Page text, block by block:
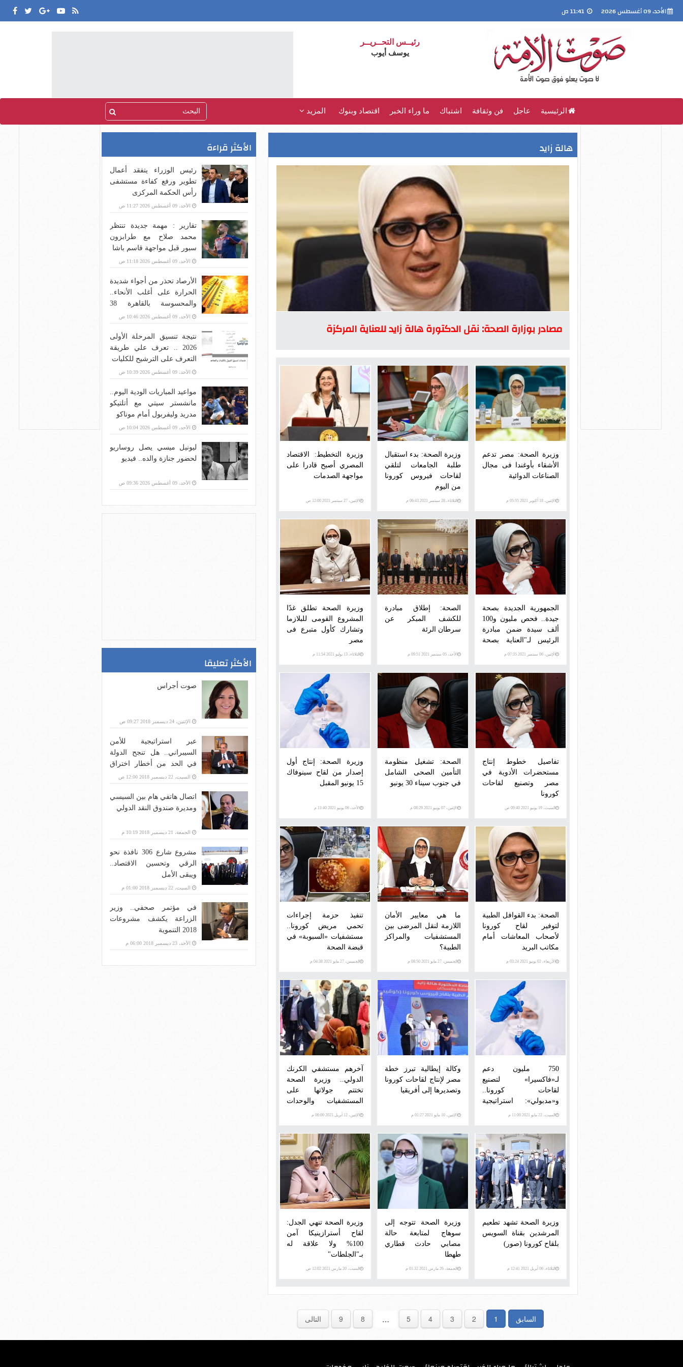
الأحد، 09 أغسطس 2026
رئيــس التحــريــر
يوسف أيوب
الرئيسية عاجل فن وثقافة اشتباك ما وراء الخبر اقتصاد وبنوك المزيد
هالة زايد
مصادر بوزارة الصحة: نقل الدكتورة هالة زايد للعناية المركزة
وزيرة الصحة: مصر تدعم
الأشقاء بأوغندا فى مجال
الصناعات الدوائية
الإثنين، 18 أكتوبر 2021 05:55 م
وزيرة الصحة: بدء استقبال
طلبة الجامعات لتلقي
لقاحات فيروس كورونا
من اليوم
الثلاثاء، 28 سبتمبر 2021 06:43 م
وزيرة التخطيط: الاقتصاد
المصري أصبح قادرا على
مواجهة الصدمات
الإثنين، 27 سبتمبر 2021 12:00 ص
الجمهورية الجديدة بصحة
جيدة.. فحص مليون و100
ألف سيدة ضمن مبادرة
الرئيس لـ"العناية بصحة
الأم والجنين"
الإثنين، 06 سبتمبر 2021 07:35 م
الصحة: إطلاق مبادرة
للكشف المبكر عن
سرطان الرئة
الأحد، 05 سبتمبر 2021 09:51 م
وزيرة الصحة تطلق غدًا
المشروع القومى للبلازما
وتشارك كأول متبرع فى
مصر
الثلاثاء، 13 يوليو 2021 11:54 م
تفاصيل خطوط إنتاج
مستحضرات الأدوية في
مصر وتصنيع لقاحات
كورونا
السبت، 19 يونيو 2021 09:40 ص
الصحة: تشغيل منظومة
التأمين الصحى الشامل
في جنوب سيناء 30 يونيو
الإثنين، 07 يونيو 2021 08:29 م
وزيرة الصحة: إنتاج أول
إصدار من لقاح سينوفاك
15 يونيو المقبل
الأحد، 06 يونيو 2021 11:40 م
الصحة: بدء القوافل الطبية
لتوفير لقاح كورونا
لأصحاب المعاشات أمام
مكاتب البريد
الأربعاء، 02 يونيو 2021 03:24 م
ما هي معايير الأمان
اللازمة لنقل المرضى بين
المستشفيات والمراكز
الطبية؟
الخميس، 27 مايو 2021 08:50 م
تنفيذ حزمة إجراءات
تحمي مريض كورونا..
مستشفيات «السبوبة» في
قبضة الصحة
الخميس، 27 مايو 2021 04:38 م
750 مليون دعم
لـ«فاكسيرا» لتصنيع
لقاحات كورونا..
و«مدبولي»: استراتيجية
الدولة لقطاع الدواء جعلتها
السبت، 22 مايو 2021 11:00 م
وكالة إيطالية تبرز خطة
مصر لإنتاج لقاحات كورونا
وتصديرها إلى أفريقيا
الإثنين، 10 مايو 2021 01:27 م
آخرهم مستشفي الكرنك
الدولي.. وزيرة الصحة
تختتم جولاتها على
المستشفيات والوحدات
الصحية بالأقصر
الإثنين، 12 أبريل 2021 06:00 م
وزيرة الصحة تشهد تطعيم
المرشدين بقناة السويس
بلقاح كورونا (صور)
الثلاثاء، 06 أبريل 2021 12:41 م
وزيرة الصحة تتوجه إلى
سوهاج لمتابعة حالة
مصابي حادث قطاري
طهطا
الجمعة، 26 مارس 2021 01:32 م
وزيرة الصحة تنهي الجدل:
لقاح أسترازينيكا آمن
100% ولا علاقة له
بـ"الجلطات"
السبت، 20 مارس 2021 12:02 ص
السابق 1
2
3
4
5
…
8
9 التالى
الأكثر قراءة
رئيس الوزراء يتفقد أعمال
تطوير ورفع كفاءة مستشفى
رأس الحكمة المركزى
الأحد، 09 أغسطس 2026 11:27 ص
تقارير : مهمة جديدة تنتظر
محمد صلاح مع طرابزون
سبور قبل مواجهة قاسم باشا
الأحد، 09 أغسطس 2026 11:18 ص
الأرصاد تحذر من أجواء شديدة
الحرارة على أغلب الأنحاء..
والمحسوسة بالقاهرة 38
درجة
الأحد، 09 أغسطس 2026 10:46 ص
نتيجة تنسيق المرحلة الأولى
2026 .. تعرف علي طريقة
التعرف على الترشيح للكليات
الأحد، 09 أغسطس 2026 10:39 ص
مواعيد المباريات الودية اليوم..
مانشستر سيتي مع أتلتيكو
مدريد وليفربول أمام موناكو
الأحد، 09 أغسطس 2026 10:04 ص
ليونيل ميسي يصل روساريو
لحضور جنازة والده.. فيديو
الأحد، 09 أغسطس 2026 09:36 ص
الأكثر تعليقا
صوت أجراس
الإثنين، 24 ديسمبر 2018 09:27 ص
عبر استراتيجية للأمن
السيبراني.. هل تنجح الدولة
في الحد من أخطار اختراق
بنية الاتصالات؟
السبت، 22 ديسمبر 2018 12:00 ص
اتصال هاتفي هام بين السيسي
ومديرة صندوق النقد الدولي
الجمعة، 21 ديسمبر 2018 10:19 م
مشروع شارع 306 نافذة نحو
الرقي وتحسين الاقتصاد..
ويبقى الأمل
السبت، 22 ديسمبر 2018 01:00 م
في مؤتمر صحفي.. وزير
الزراعة يكشف مشروعات
2018 التنموية
الأحد، 23 ديسمبر 2018 06:00 م